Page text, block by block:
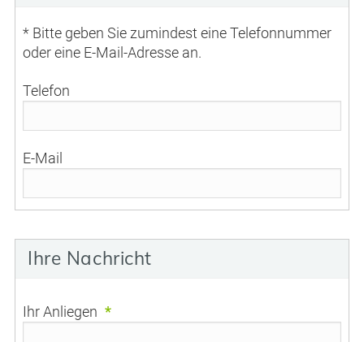
* Bitte geben Sie zumindest eine Telefonnummer
oder eine E-Mail-Adresse an.
Telefon
E-Mail
Ihre Nachricht
Ihr Anliegen *